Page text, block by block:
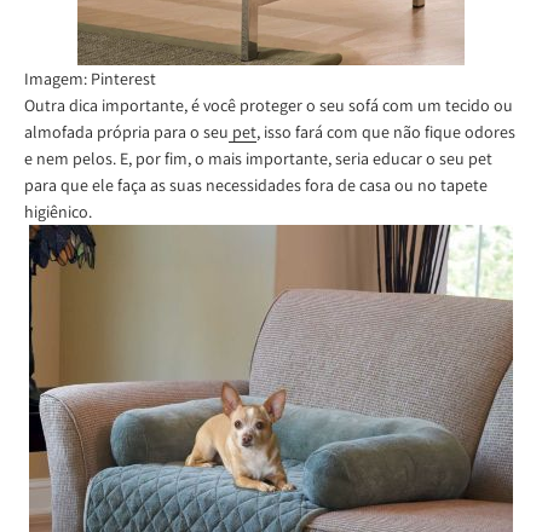
Imagem: Pinterest
Outra dica importante, é você proteger o seu sofá com um tecido ou
almofada própria para o seu pet, isso fará com que não fique odores
e nem pelos. E, por fim, o mais importante, seria educar o seu pet
para que ele faça as suas necessidades fora de casa ou no tapete
higiênico.